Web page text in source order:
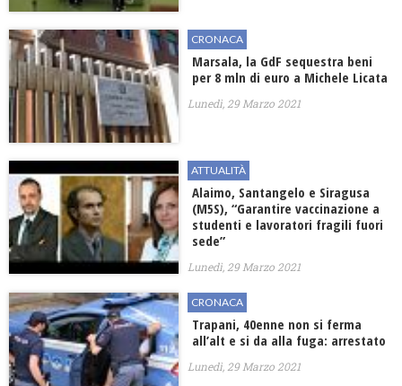
CRONACA
Marsala, la GdF sequestra beni
per 8 mln di euro a Michele Licata
Lunedì, 29 Marzo 2021
ATTUALITÀ
Alaimo, Santangelo e Siragusa
(M5S), “Garantire vaccinazione a
studenti e lavoratori fragili fuori
sede”
Lunedì, 29 Marzo 2021
CRONACA
Trapani, 40enne non si ferma
all’alt e si da alla fuga: arrestato
Lunedì, 29 Marzo 2021